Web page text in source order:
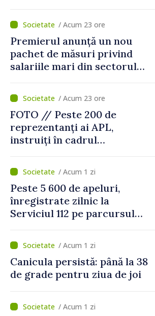
revenirea în țară
/ Acum 23 ore
Premierul anunță un nou
pachet de măsuri privind
salariile mari din sectorul
/ Acum 23 ore
FOTO // Peste 200 de
reprezentanți ai APL,
instruiți în cadrul
Mediu privind aplicarea a
două regulamente din
domeniu
/ Acum 1 zi
Peste 5 600 de apeluri,
înregistrate zilnic la
Serviciul 112 pe parcursul
cetățeni au solicitat
ambulanța/ Acum 1 zi
Canicula persistă: până la 38
de grade pentru ziua de joi
/ Acum 1 zi